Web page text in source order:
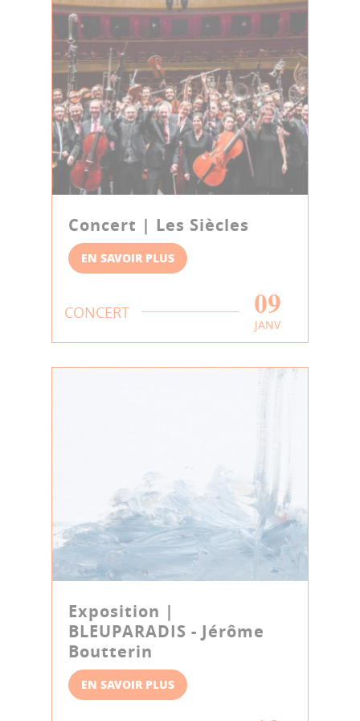
Concert | Les Siècles
EN SAVOIR PLUS
CONCERT 09
JANV
Exposition |
BLEUPARADIS - Jérôme
Boutterin
EN SAVOIR PLUS